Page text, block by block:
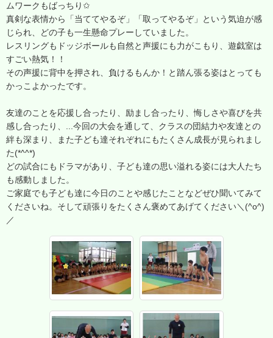
ムワークもばっちり✩
真剣な表情から「当ててやるぞ」「取ってやるぞ」という気迫が感
じられ、どの子も一生懸命プレーしていました。
レスリングもドッジボールも自然と声援にも力がこもり、遊戯室は
すごい熱気！！
その声援に背中を押され、負けるもんか！と踏ん張る姿はとっても
かっこよかったです。
友達のことを応援し合ったり、励まし合ったり、悔しさや喜びを共
感し合ったり、...今回の大会を通して、クラスの団結力や友達との
絆も深まり、また子ども達それぞれにもたくさん成長が見られまし
た(*^^*)
どの試合にもドラマがあり、子ども達の思い溢れる姿には大人たち
も感動しました。
ご家庭でも子ども達に今日のことや感じたことなどぜひ聞いてみて
くださいね。そして頑張りをたくさん褒めてあげてください＼(^o^)
／